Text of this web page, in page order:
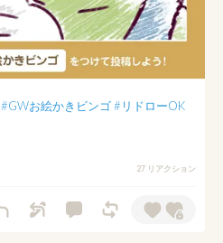
#GWお絵かきビンゴ#リドローOK
27 リアクション